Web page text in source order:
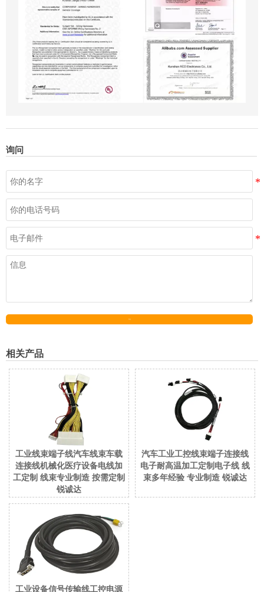
询问
相关产品
工业线束端子线汽车线束车载
连接线机械化医疗设备电线加
工定制 线束专业制造 按需定制
锐诚达
汽车工业工控线束端子连接线
电子耐高温加工定制电子线 线
束多年经验 专业制造 锐诚达
工业设备信号传输线工控电源